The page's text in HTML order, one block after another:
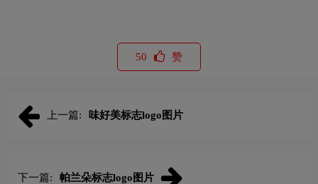
50 赞
上一篇: 味好美标志logo图片
下一篇: 帕兰朵标志logo图片